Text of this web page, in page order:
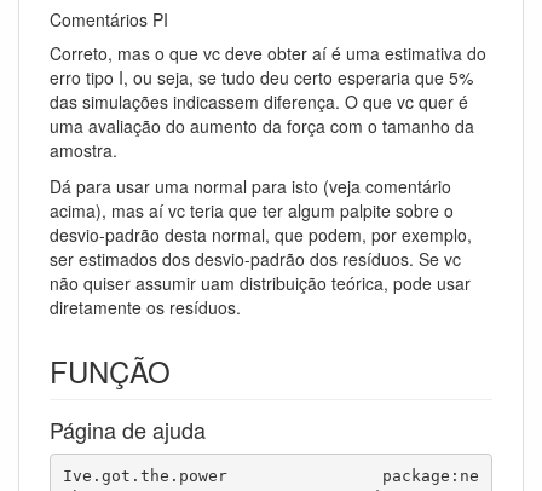
Comentários PI
Correto, mas o que vc deve obter aí é uma estimativa do
erro tipo I, ou seja, se tudo deu certo esperaria que 5%
das simulações indicassem diferença. O que vc quer é
uma avaliação do aumento da força com o tamanho da
amostra.
Dá para usar uma normal para isto (veja comentário
acima), mas aí vc teria que ter algum palpite sobre o
desvio-padrão desta normal, que podem, por exemplo,
ser estimados dos desvio-padrão dos resíduos. Se vc
não quiser assumir uam distribuição teórica, pode usar
diretamente os resíduos.
FUNÇÃO
Página de ajuda
Ive.got.the.power                package:ne